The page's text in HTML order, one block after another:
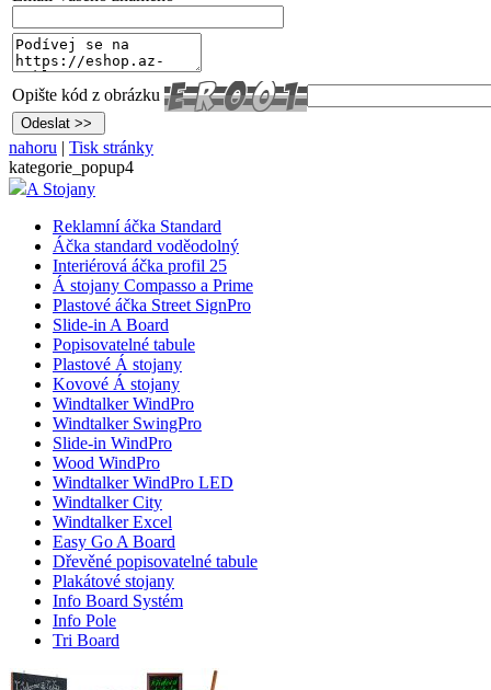
Opište kód z obrázku
nahoru | Tisk stránky
kategorie_popup4
A Stojany
Reklamní áčka Standard
Áčka standard voděodolný
Interiérová áčka profil 25
Á stojany Compasso a Prime
Plastové áčka Street SignPro
Slide-in A Board
Popisovatelné tabule
Plastové Á stojany
Kovové Á stojany
Windtalker WindPro
Windtalker SwingPro
Slide-in WindPro
Wood WindPro
Windtalker WindPro LED
Windtalker City
Windtalker Excel
Easy Go A Board
Dřevěné popisovatelné tabule
Plakátové stojany
Info Board Systém
Info Pole
Tri Board